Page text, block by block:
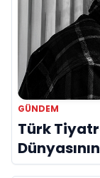
GÜNDEM
Türk
Hayatını